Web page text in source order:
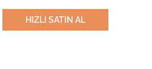
HIZLI SATIN AL